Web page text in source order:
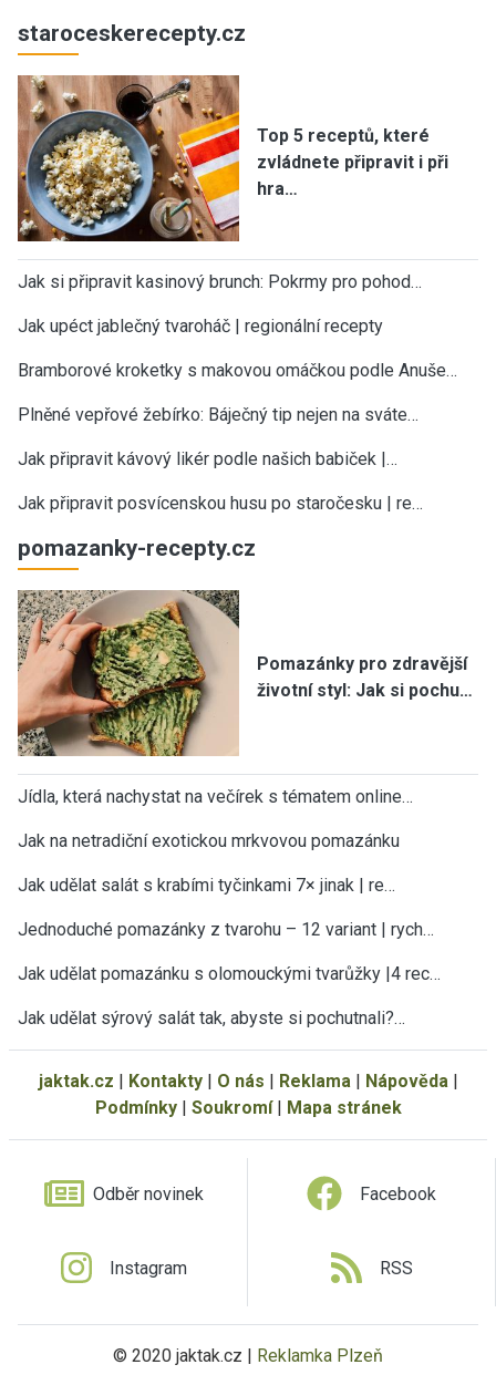
staroceskerecepty.cz
Top 5 receptů, které
zvládnete připravit i při
hra…
Jak si připravit kasinový brunch: Pokrmy pro pohod…
Jak upéct jablečný tvaroháč | regionální recepty
Bramborové kroketky s makovou omáčkou podle Anuše…
Plněné vepřové žebírko: Báječný tip nejen na sváte…
Jak připravit kávový likér podle našich babiček |…
Jak připravit posvícenskou husu po staročesku | re…
pomazanky-recepty.cz
Pomazánky pro zdravější
životní styl: Jak si pochu…
Jídla, která nachystat na večírek s tématem online…
Jak na netradiční exotickou mrkvovou pomazánku
Jak udělat salát s krabími tyčinkami 7× jinak | re…
Jednoduché pomazánky z tvarohu – 12 variant | rych…
Jak udělat pomazánku s olomouckými tvarůžky |4 rec…
Jak udělat sýrový salát tak, abyste si pochutnali?…
jaktak.cz | Kontakty| O nás | Reklama| Nápověda|
Podmínky| Soukromí| Mapa stránek
Odběr novinek Facebook
Instagram RSS
© 2020 jaktak.cz | Reklamka Plzeň